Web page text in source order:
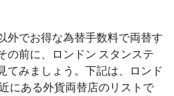
外でお得な為替手数料で両替す
の前に、ロンドン スタンステ
てみましょう。下記は、ロンド
にある外貨両替店のリストで